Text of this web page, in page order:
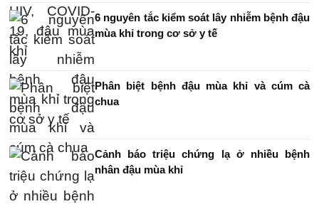
6 nguyên tắc kiểm soát lây nhiễm bệnh đậu
mùa khỉ trong cơ sở y tế
Phân biệt bệnh đậu mùa khỉ và cúm cà
chua
Cảnh báo triệu chứng lạ ở nhiều bệnh
nhân đậu mùa khỉ